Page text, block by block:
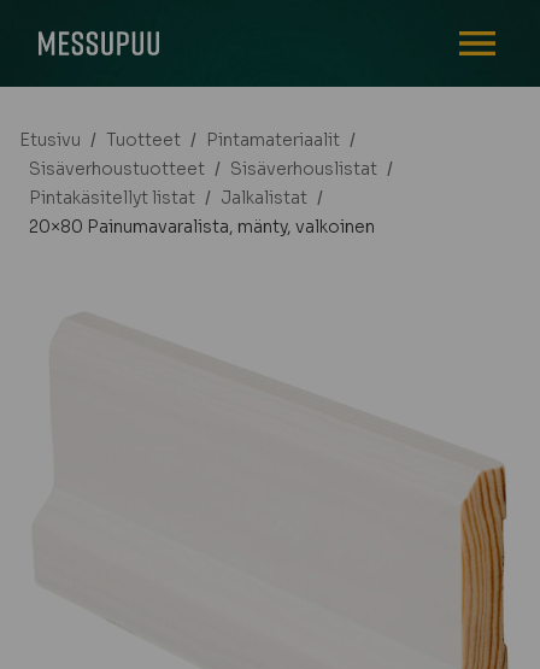
Etusivu / Tuotteet / Pintamateriaalit /
Sisäverhoustuotteet / Sisäverhouslistat /
Pintakäsitellyt listat / Jalkalistat /
20×80 Painumavaralista, mänty, valkoinen